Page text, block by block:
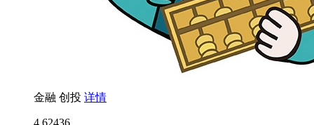
金融 创投 详情
4.62436